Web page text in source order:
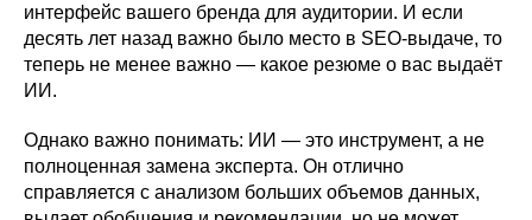
интерфейс вашего бренда для аудитории. И если
десять лет назад важно было место в SEO‑выдаче, то
теперь не менее важно — какое резюме о вас выдаёт
ИИ.
Однако важно понимать: ИИ — это инструмент, а не
полноценная замена эксперта. Он отлично
справляется с анализом больших объемов данных,